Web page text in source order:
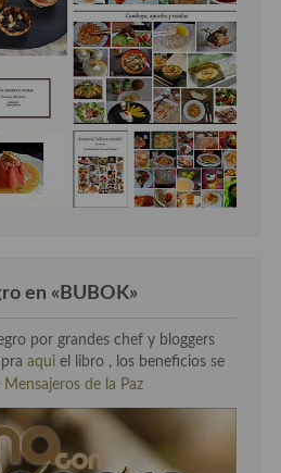
en «BUBOK»
por grandes chef y bloggers
aqui el libro , los beneficios se
Mensajeros de la Paz